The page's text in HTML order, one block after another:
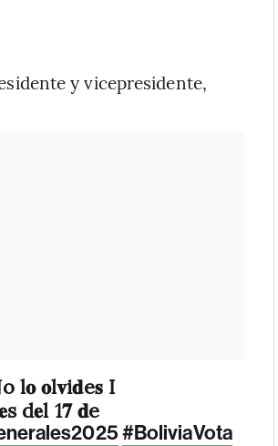
y vicepresidente,
l𝐨 𝐨l𝐯i𝐝e𝐬 I
d𝐞l 1𝟕 𝐝e
#BoliviaVota